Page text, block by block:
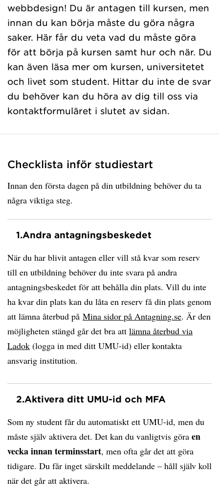
webbdesign! Du är antagen till kursen, men
innan du kan börja måste du göra några
saker. Här får du veta vad du måste göra
för att börja på kursen samt hur och när. Du
kan även läsa mer om kursen, universitetet
och livet som student. Hittar du inte de svar
du behöver kan du höra av dig till oss via
kontaktformuläret i slutet av sidan.
Checklista inför studiestart
Innan den första dagen på din utbildning behöver du ta
några viktiga steg.
1.Andra antagningsbeskedet
När du har blivit antagen eller vill stå kvar som reserv
till en utbildning behöver du inte svara på andra
antagningsbeskedet för att behålla din plats. Vill du inte
ha kvar din plats kan du låta en reserv få din plats genom
att lämna återbud på Mina sidor på Antagning.se. Är den
möjligheten stängd går det bra att lämna återbud via
Ladok (logga in med ditt UMU-id) eller kontakta
ansvarig institution.
2.Aktivera ditt UMU-id och MFA
Som ny student får du automatiskt ett UMU-id, men du
måste själv aktivera det. Det kan du vanligtvis göra en
vecka innan terminsstart, men ofta går det att göra
tidigare. Du får inget särskilt meddelande – håll själv koll
när det går att aktivera.